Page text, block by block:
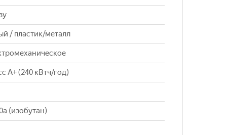
/ пластик/металл
A+ (240 кВтч/год)
(изобутан)